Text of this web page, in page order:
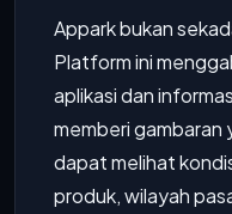
Appark bukan
Platform ini
aplikasi dan
memberi gambaran
dapat melihat
produk, wilayah